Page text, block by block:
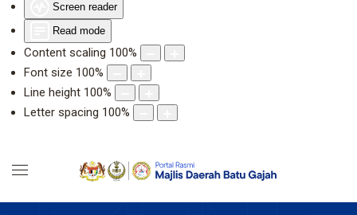
Screen reader
Read mode
Content scaling 100%
Font size 100%
Line height 100%
Letter spacing 100%